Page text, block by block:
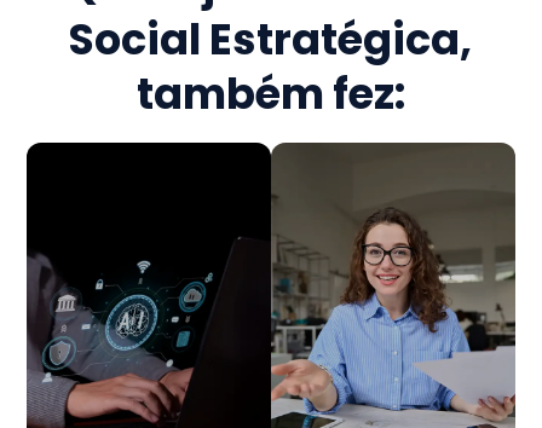
Social Estratégica,
também fez: